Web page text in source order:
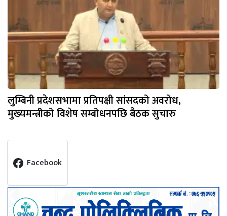
लुम्बिनी प्रदेशसभामा प्रतिपक्षी सांसदको अवरोध,
मुख्यमन्त्रीको विशेष सम्बोधनपछि बैठक सुचारु
Facebook